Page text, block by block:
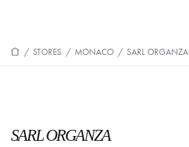
/ STORES / MONACO / SARL ORGANZA
SARL ORGANZA